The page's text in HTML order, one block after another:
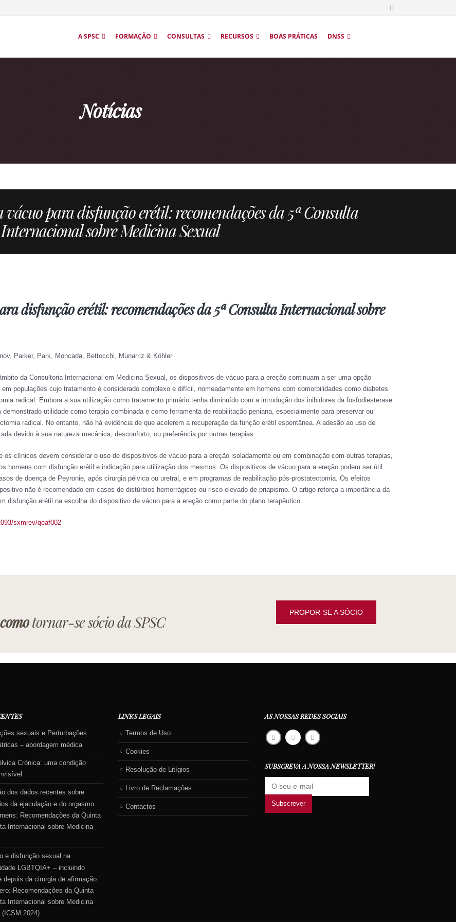
A SPSC FORMAÇÃO CONSULTAS RECURSOS BOAS PRÁTICAS DNSS
Notícias
vácuo para disfunção erétil: recomendações da 5ª Consulta
Internacional sobre Medicina Sexual
disfunção erétil: recomendações da 5ª Consulta Internacional sobre
Parker, Park, Moncada, Bettocchi, Munarriz & Köhler
da Consultoria Internacional em Medicina Sexual, os dispositivos de vácuo para a ereção continuam a ser uma opção
populações cujo tratamento é considerado complexo e difícil, nomeadamente em homens com comorbilidades como diabetes
radical. Embora a sua utilização como tratamento primário tenha diminuído com a introdução dos inibidores da fosfodiesterase
utilidade como terapia combinada e como ferramenta de reabilitação peniana, especialmente para preservar ou
radical. No entanto, não há evidência de que acelerem a recuperação da função erétil espontânea. A adesão ao uso de
devido à sua natureza mecânica, desconforto, ou preferência por outras terapias.
clínicos devem considerar o uso de dispositivos de vácuo para a ereção isoladamente ou em combinação com outras terapias,
homens com disfunção erétil e indicação para utilização dos mesmos. Os dispositivos de vácuo para a ereção podem ser útil
de doença de Peyronie, após cirurgia pélvica ou uretral, e em programas de reabilitação pós-prostatectomia. Os efeitos
não é recomendado em casos de distúrbios hemorrágicos ou risco elevado de priapismo. O artigo reforça a importância da
disfunção erétil na escolha do dispositivo de vácuo para a ereção como parte do plano terapêutico.
sxmrev/qeaf002
tornar-se sócio da SPSC
PROPOR-SE A SÓCIO
sexuais e Perturbações
– abordagem médica
Crónica: uma condição
dos dados recentes sobre
da ejaculação e do orgasmo
Recomendações da Quinta
Internacional sobre Medicina
e disfunção sexual na
LGBTQIA+ – incluindo
depois da cirurgia de afirmação
Recomendações da Quinta
Internacional sobre Medicina
(ICSM 2024)
LINKS LEGAIS
Termos de Uso
Cookies
Resolução de Litígios
Livro de Reclamações
Contactos
AS NOSSAS REDES SOCIAIS
SUBSCREVA A NOSSA NEWSLETTER!